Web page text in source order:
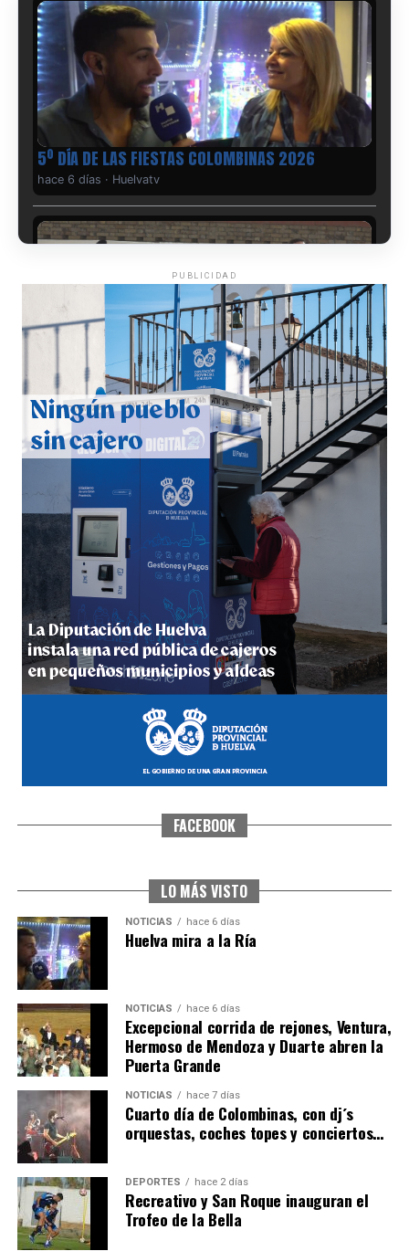
5º DÍA DE LAS FIESTAS COLOMBINAS 2026
hace 6 días · Huelvatv
CUARTA CORRIDA DE LAS FIESTAS COLOMBINAS
2026
hace 7 días·Huelvatv
4º DÍA DE LAS FIESTAS COLOMBINAS 2026
hace 7 días· Huelvatv
SEXTA CORRIDA DE LAS FIESTAS COLOMBINAS
6º DÍA DE LAS FIESTAS COLOMBINAS 2026
hace 5 días Huelvatv
PUBLICIDAD
FACEBOOK
LO MÁS VISTO
NOTICIAS hace 6 días
Huelva mira a la Ría
NOTICIAS hace 6 días
Excepcional corrida de rejones, Ventura,
Hermoso de Mendoza y Duarte abren la
Puerta Grande
NOTICIAS hace 7 días
Cuarto día de Colombinas, con dj´s
orquestas, coches topes y conciertos…
DEPORTES hace 2 días
Recreativo y San Roque inauguran el
Trofeo de la Bella